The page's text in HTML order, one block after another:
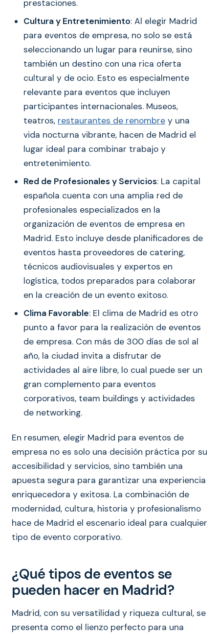
prestaciones.
Cultura y Entretenimiento: Al elegir Madrid
para eventos de empresa, no solo se está
seleccionando un lugar para reunirse, sino
también un destino con una rica oferta
cultural y de ocio. Esto es especialmente
relevante para eventos que incluyen
participantes internacionales. Museos,
teatros, restaurantes de renombre y una
vida nocturna vibrante, hacen de Madrid el
lugar ideal para combinar trabajo y
entretenimiento.
Red de Profesionales y Servicios: La capital
española cuenta con una amplia red de
profesionales especializados en la
organización de eventos de empresa en
Madrid. Esto incluye desde planificadores de
eventos hasta proveedores de catering,
técnicos audiovisuales y expertos en
logística, todos preparados para colaborar
en la creación de un evento exitoso.
Clima Favorable: El clima de Madrid es otro
punto a favor para la realización de eventos
de empresa. Con más de 300 días de sol al
año, la ciudad invita a disfrutar de
actividades al aire libre, lo cual puede ser un
gran complemento para eventos
corporativos, team buildings y actividades
de networking.
En resumen, elegir Madrid para eventos de
empresa no es solo una decisión práctica por su
accesibilidad y servicios, sino también una
apuesta segura para garantizar una experiencia
enriquecedora y exitosa. La combinación de
modernidad, cultura, historia y profesionalismo
hace de Madrid el escenario ideal para cualquier
tipo de evento corporativo.
¿Qué tipos de eventos se
pueden hacer en Madrid?
Madrid, con su versatilidad y riqueza cultural, se
presenta como el lienzo perfecto para una